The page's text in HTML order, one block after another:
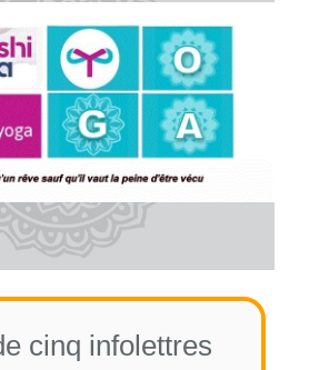
cinq infolettres